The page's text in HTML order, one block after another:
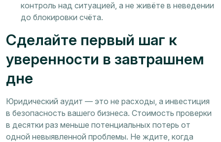
контроль над ситуацией, а не живёте в неведении
до блокировки счёта.
Сделайте первый шаг к
уверенности в завтрашнем
дне
Юридический аудит — это не расходы, а инвестиция
в безопасность вашего бизнеса. Стоимость проверки
в десятки раз меньше потенциальных потерь от
одной невыявленной проблемы. Не ждите, когда